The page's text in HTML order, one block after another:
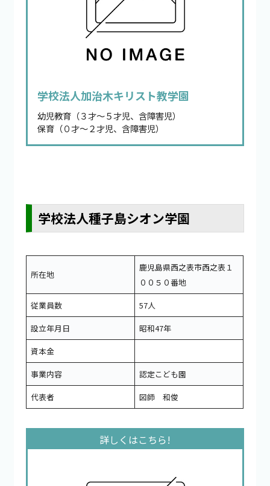
学校法人加治木キリスト教学園
幼児教育（３才～５才児、含障害児）
保育（０才～２才児、含障害児）
学校法人種子島シオン学園
所在地
鹿児島県西之表市西之表１
００５０番地
従業員数
57人
設立年月日
昭和47年
資本金
事業内容
認定こども園
代表者
図師 和俊